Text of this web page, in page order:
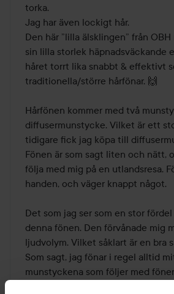
torka.
Jag har även lockigt hår.
Den här ”lilla älsklingen” från
sin lilla storlek häpnadsväckande
håret torrt lika snabbt & effektivt
traditionella/större hårfönar. 🙌
Hårfönen kommer med två
diffusermunstycke. Vilket är ett
tidigare fick jag köpa till
Fönen är som sagt liten och nätt,
följa med mig på en utlandsresa.
handen, och väger knappt något.
Det som jag ser som en stor
denna fönen. Den förvånade mig
ljudvolym. Vilket såklart är en bra
Som sagt, jag fönar i regel alltid
munstyckena som följer med